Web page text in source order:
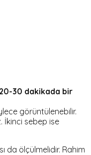
30 dakikada bir
görüntülenebilir.
İkinci sebep ise
da ölçülmelidir. Rahim